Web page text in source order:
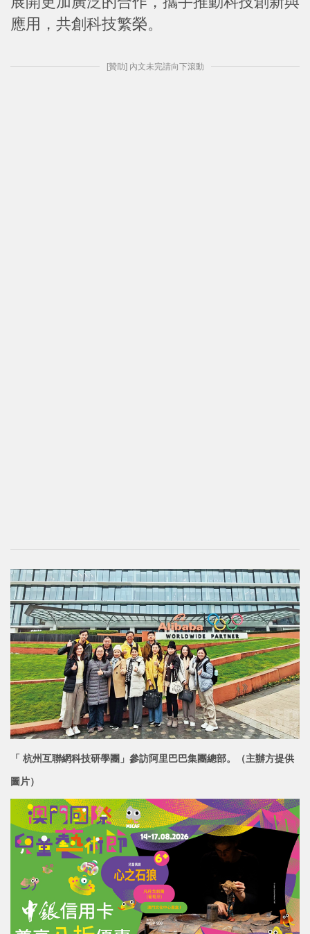
應用，共創科技繁榮。
[贊助] 內文未完請向下滾動
「 杭州互聯網科技研學團」參訪阿里巴巴集團總部。（主辦方提供
圖片）